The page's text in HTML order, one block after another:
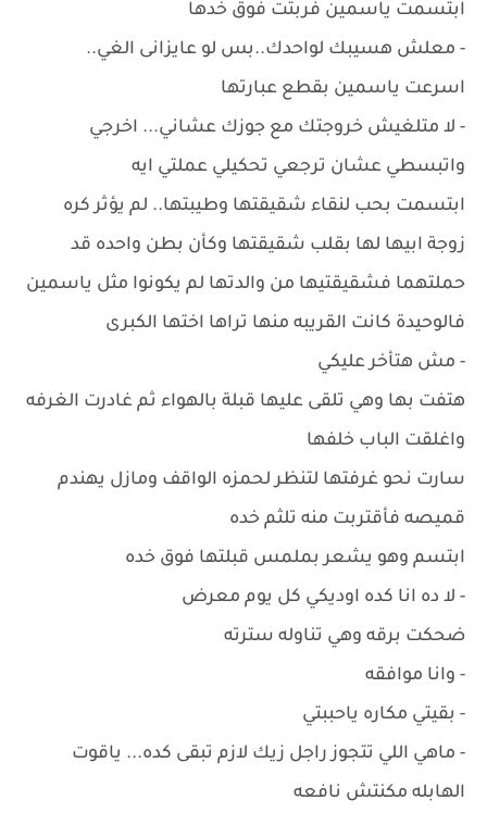
ابتسمت ياسمين فربتت فوق خدها
- معلش هسيبك لواحدك..بس لو عايزانى الغي..
اسرعت ياسمين بقطع عبارتها
- لا متلغيش خروجتك مع جوزك عشاني... اخرجي
واتبسطي عشان ترجعي تحكيلي عملتي ايه
ابتسمت بحب لنقاء شقيقتها وطيبتها.. لم يؤثر كره
زوجة ابيها لها بقلب شقيقتها وكأن بطن واحده قد
حملتهما فشقيقتيها من والدتها لم يكونوا مثل ياسمين
فالوحيدة كانت القريبه منها تراها اختها الكبرى
- مش هتأخر عليكي
هتفت بها وهي تلقى عليها قبلة بالهواء ثم غادرت الغرفه
واغلقت الباب خلفها
سارت نحو غرفتها لتنظر لحمزه الواقف ومازل يهندم
قميصه فأقتربت منه تلثم خده
ابتسم وهو يشعر بملمس قبلتها فوق خده
- لا ده انا كده اوديكي كل يوم معرض
ضحكت برقه وهي تناوله سترته
- وانا موافقه
- بقيتي مكاره ياحببتي
- ماهي اللي تتجوز راجل زيك لازم تبقى كده... ياقوت
الهابله مكنتش نافعه